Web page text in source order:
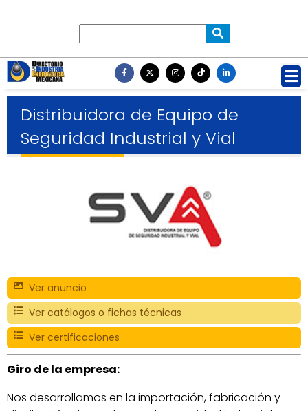
Distribuidora de Equipo de
Seguridad Industrial y Vial
Ver anuncio
Ver catálogos o fichas técnicas
Ver certificaciones
Giro de la empresa:
Nos desarrollamos en la importación, fabricación y